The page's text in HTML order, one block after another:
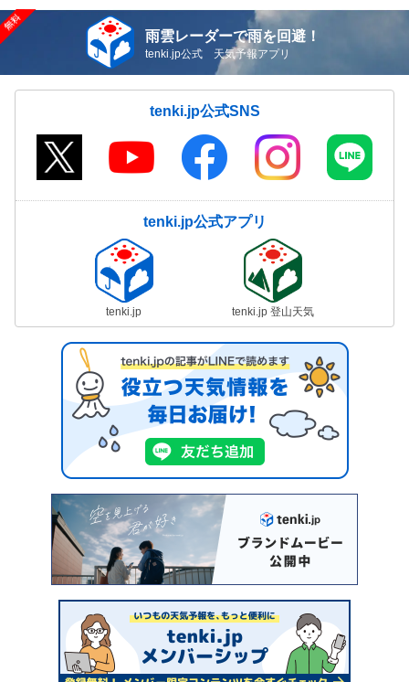
雨雲レーダーで雨を回避！
tenki.jp公式 天気予報アプリ
tenki.jp公式SNS
tenki.jp公式アプリ
tenki.jp tenki.jp 登山天気